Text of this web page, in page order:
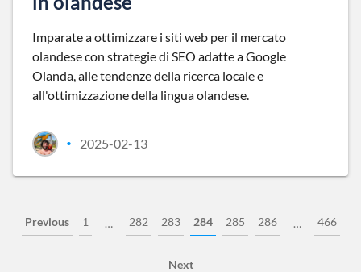
Imparate a ottimizzare i siti web per il mercato
olandese con strategie di SEO adatte a Google
Olanda, alle tendenze della ricerca locale e
all'ottimizzazione della lingua olandese.
• 2025-02-13
Previous 1 … 282 283 284 285 286 … 466
Next